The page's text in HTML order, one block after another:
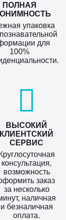
ПОЛНАЯ
упаковка
для
100%
ВЫСОКИЙ
КЛИЕНТСКИЙ
СЕРВИС
Круглосуточная
консультация,
возможность
заказ
за несколько
наличная
и безналичная
оплата.